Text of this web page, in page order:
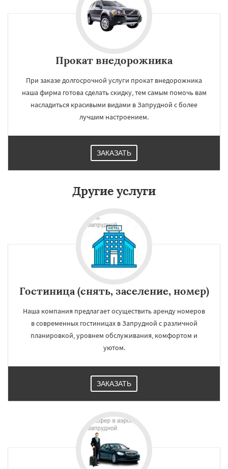
регионам
×
Зеленоградск Измайлово
Красково Лесной
Лопатино Лотошино
Михнево
Некрасовское
Северный Софрино Томилино Тучково
Фряново Хорлово Черкизово Черусти
Шаховская
Прокат внедорожника
При заказе долгосрочной услуги прокат внедорожника
наша фирма готова сделать скидку, тем самым помочь вам
насладиться красивыми видами в Запрудной с более
лучшим настроением.
ЗАКАЗАТЬ
Другие услуги
Гостиница (снять, заселение, номер)
Наша компания предлагает осуществить аренду номеров
в современных гостиницах в Запрудной с различной
планировкой, уровнем обслуживания, комфортом и
уютом.
ЗАКАЗАТЬ
×